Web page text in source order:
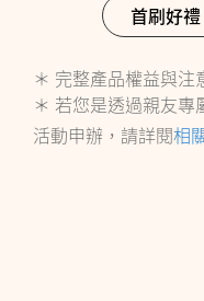
首刷好
＊ 完整產品權益與注
＊ 若您是透過親友專
活動申辦，請詳閱相